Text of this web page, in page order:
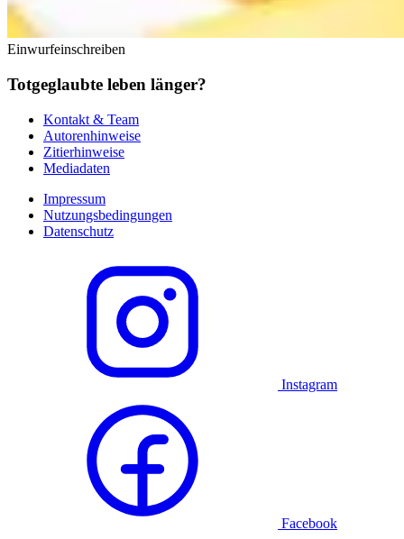
Einwurfeinschreiben
Totgeglaubte leben länger?
Kontakt & Team
Autorenhinweise
Zitierhinweise
Mediadaten
Impressum
Nutzungsbedingungen
Datenschutz
Instagram
Facebook